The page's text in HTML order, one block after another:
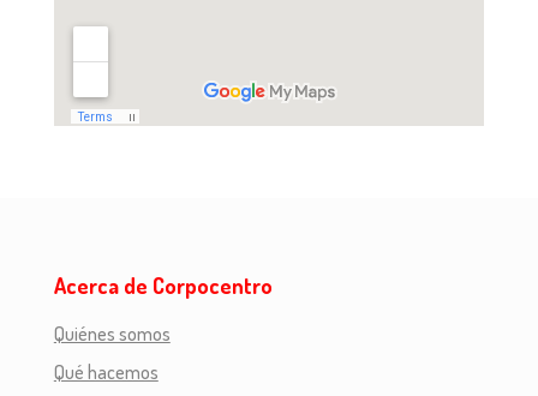
Acerca de Corpocentro
Quiénes somos
Qué hacemos